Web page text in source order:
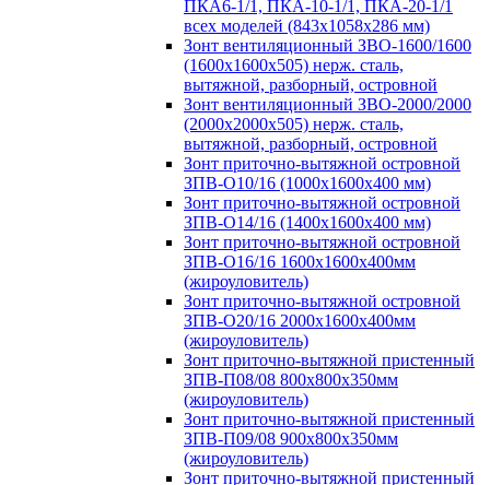
ПКА6-1/1, ПКА-10-1/1, ПКА-20-1/1
всех моделей (843х1058х286 мм)
Зонт вентиляционный ЗВО-1600/1600
(1600х1600х505) нерж. сталь,
вытяжной, разборный, островной
Зонт вентиляционный ЗВО-2000/2000
(2000х2000х505) нерж. сталь,
вытяжной, разборный, островной
Зонт приточно-вытяжной островной
ЗПВ-О10/16 (1000х1600х400 мм)
Зонт приточно-вытяжной островной
ЗПВ-О14/16 (1400х1600х400 мм)
Зонт приточно-вытяжной островной
ЗПВ-О16/16 1600х1600х400мм
(жироуловитель)
Зонт приточно-вытяжной островной
ЗПВ-О20/16 2000х1600х400мм
(жироуловитель)
Зонт приточно-вытяжной пристенный
ЗПВ-П08/08 800х800х350мм
(жироуловитель)
Зонт приточно-вытяжной пристенный
ЗПВ-П09/08 900х800х350мм
(жироуловитель)
Зонт приточно-вытяжной пристенный